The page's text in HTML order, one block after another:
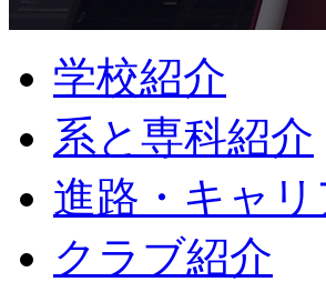
学校紹介
系と専科紹介
進路・キャリ
クラブ紹介